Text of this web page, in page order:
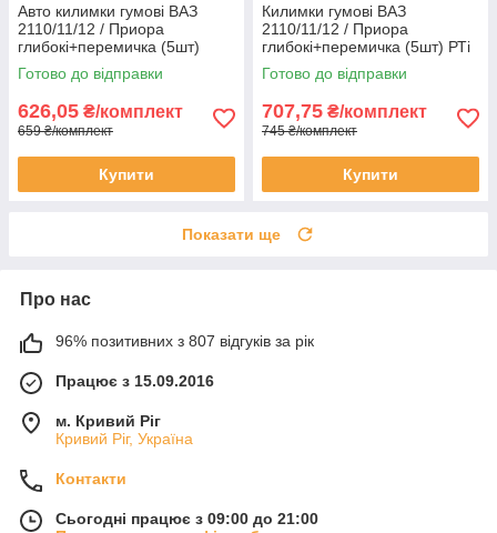
Авто килимки гумові ВАЗ
2110/11/12 / Приора
глибокі+перемичка (5шт)
Дубно
Готово до відправки
626,05 ₴/комплект
659 ₴/комплект
Купити
Килимки гумові ВАЗ
2110/11/12 / Приора
глибокі+перемичка (5шт) РТі
Готово до відправки
707,75 ₴/комплект
745 ₴/комплект
Купити
Показати ще
Про нас
96% позитивних з 807 відгуків за рік
Працює з 15.09.2016
м. Кривий Ріг
Кривий Ріг, Україна
Контакти
Сьогодні працює з 09:00 до 21:00